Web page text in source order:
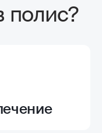
полис?